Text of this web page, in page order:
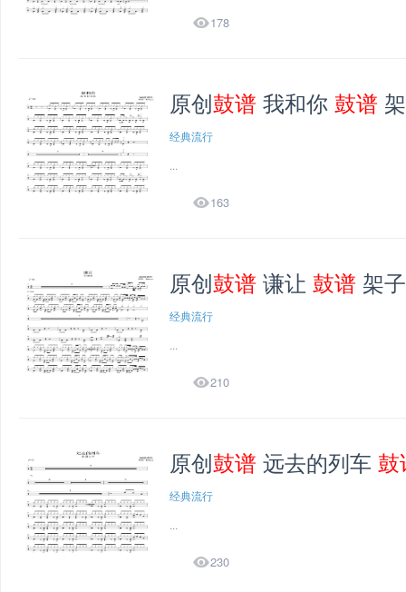
178
原创鼓谱 我和你 鼓谱
经典流行
163
原创鼓谱 谦让 鼓谱 架
经典流行
210
原创鼓谱 远去的列车 鼓
经典流行
230